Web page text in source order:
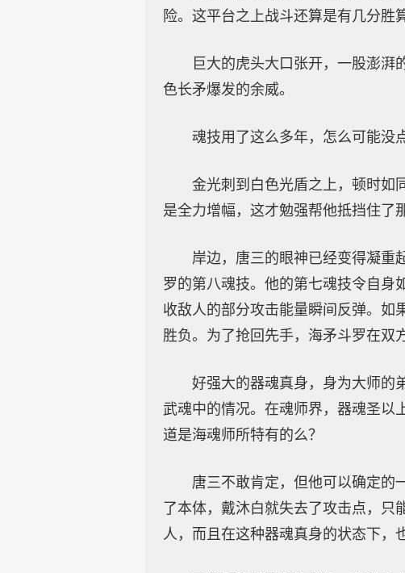
险。这平台之上战斗还算是有几分胜
巨大的虎头大口张开，一股澎
色长矛爆发的余威。
魂技用了这么多年，怎么可能没
金光刺到白色光盾之上，顿时如
是全力增幅，这才勉强帮他抵挡住了
岸边，唐三的眼神已经变得凝重
罗的第八魂技。他的第七魂技令自身
收敌人的部分攻击能量瞬间反弹。如
胜负。为了抢回先手，海矛斗罗在双
好强大的器魂真身，身为大师的
武魂中的情况。在魂师界，器魂圣以
道是海魂师所特有的么？
唐三不敢肯定，但他可以确定的
了本体，戴沐白就失去了攻击点，
人，而且在这种器魂真身的状态下，